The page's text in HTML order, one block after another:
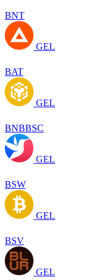
BNT
GEL
BAT
GEL
BNBBSC
GEL
BSW
GEL
BSV
GEL